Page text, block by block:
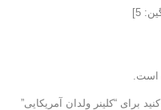
5
]
است.
برای “کلینر ولدان آمریکایی”